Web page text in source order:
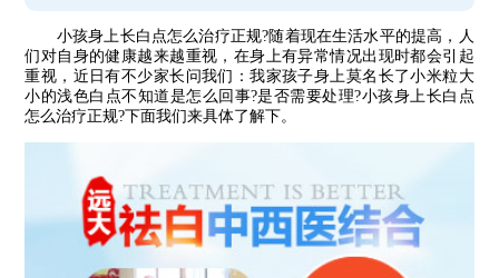
小孩身上长白点怎么治疗正规?随着现在生活水平的提高，人
们对自身的健康越来越重视，在身上有异常情况出现时都会引起
重视，近日有不少家长问我们：我家孩子身上莫名长了小米粒大
小的浅色白点不知道是怎么回事?是否需要处理?小孩身上长白点
怎么治疗正规?下面我们来具体了解下。